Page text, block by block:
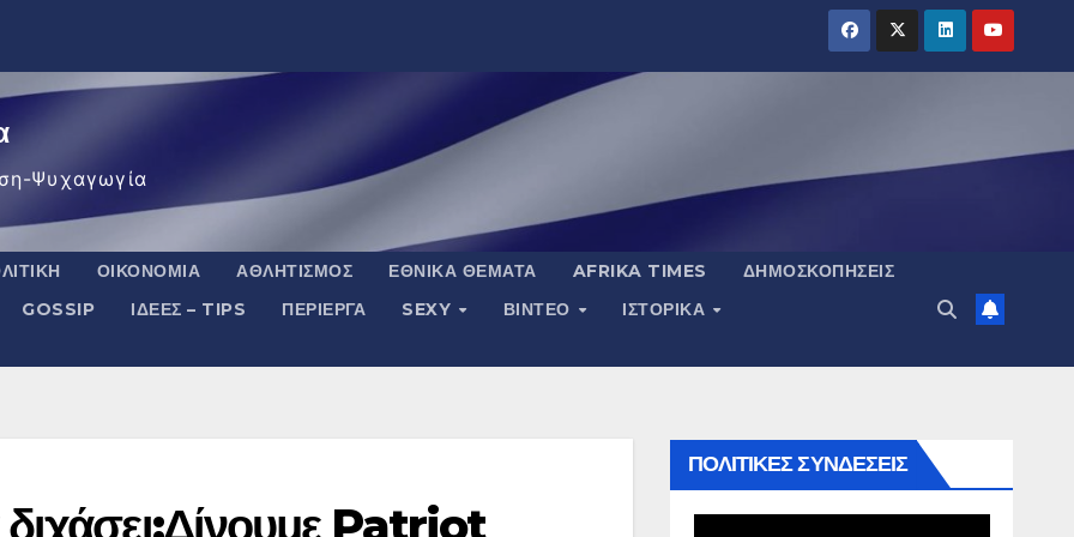
Ψυχαγωγία
ΟΙΚΟΝΟΜΊΑ ΑΘΛΗΤΙΣΜΌΣ ΕΘΝΙΚΆ ΘΈΜΑΤΑ AFRIKA TIMES
ΔΗΜΟΣΚΟΠΉΣΕΙΣ
GOSSIP ΙΔΈΕΣ – TIPS ΠΕΡΊΕΡΓΑ SEXY ΒΙΝΤΕΟ
ΙΣΤΟΡΙΚΆ
Patriot
ΠΟΛΙΤΙΚΕΣ ΣΥΝΔΕΣΕΙΣ